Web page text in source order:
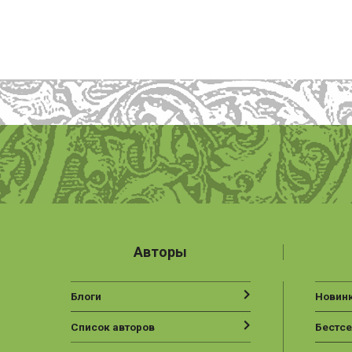
Авторы
Блоги
Список авторов